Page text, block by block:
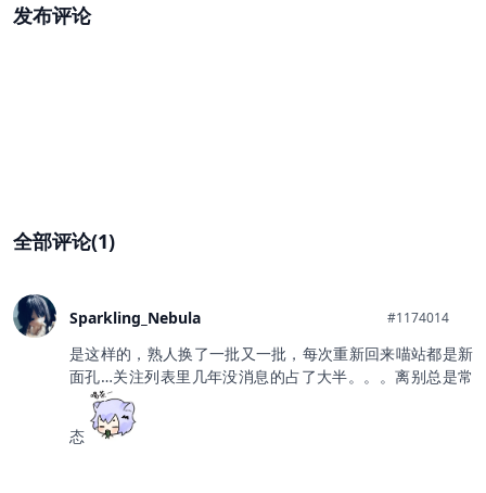
发布评论
全部评论(1)
Sparkling_Nebula #1174014
是这样的，熟人换了一批又一批，每次重新回来喵站都是新
面孔…关注列表里几年没消息的占了大半。。。离别总是常
态